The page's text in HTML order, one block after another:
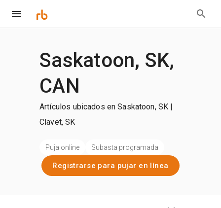
Saskatoon, SK,
CAN
Artículos ubicados en Saskatoon, SK |
Clavet, SK
Puja online Subasta programada
Registrarse para pujar en línea